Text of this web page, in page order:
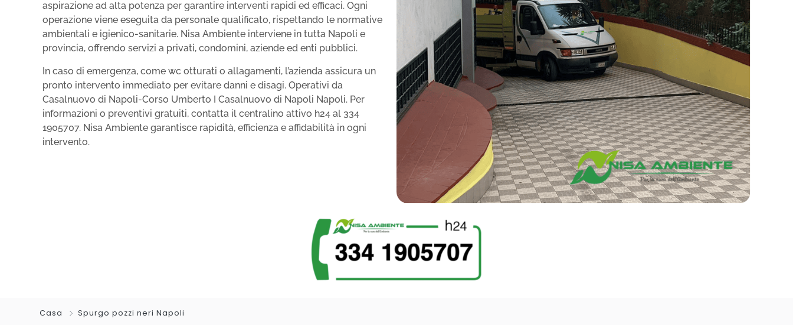
aspirazione ad alta potenza per garantire interventi rapidi ed efficaci. Ogni
operazione viene eseguita da personale qualificato, rispettando le normative
ambientali e igienico-sanitarie. Nisa Ambiente interviene in tutta Napoli e
provincia, offrendo servizi a privati, condomini, aziende ed enti pubblici.
In caso di emergenza, come wc otturati o allagamenti, l’azienda assicura un
pronto intervento immediato per evitare danni e disagi. Operativi da
Casalnuovo di Napoli-Corso Umberto I Casalnuovo di Napoli Napoli. Per
informazioni o preventivi gratuiti, contatta il centralino attivo h24 al 334
1905707. Nisa Ambiente garantisce rapidità, efficienza e affidabilità in ogni
intervento.
Casa Spurgo pozzi neri Napoli